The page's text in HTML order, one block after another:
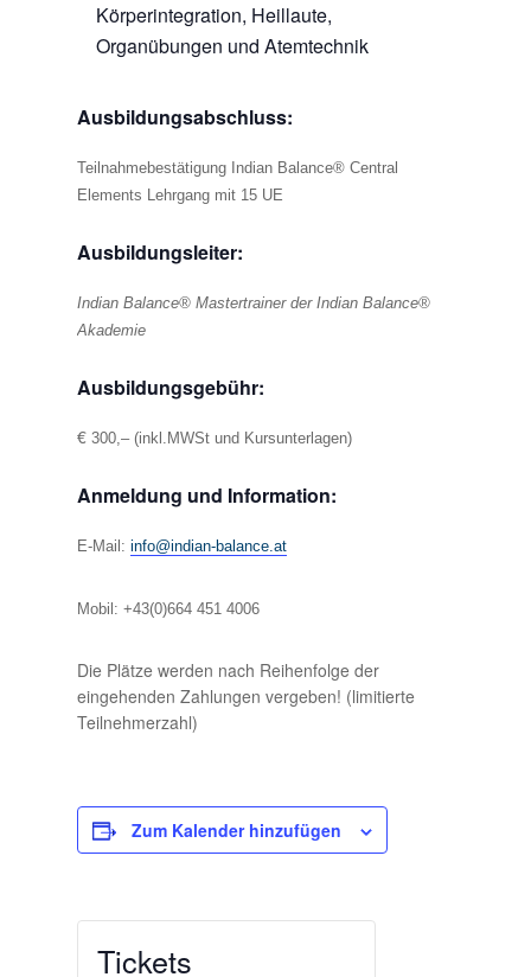
Körperintegration, Heillaute,
Organübungen und Atemtechnik
Ausbildungsabschluss:
Teilnahmebestätigung Indian Balance® Central
Elements Lehrgang mit 15 UE
Ausbildungsleiter:
Indian Balance® Mastertrainer der Indian Balance®
Akademie
Ausbildungsgebühr:
€ 300,– (inkl.MWSt und Kursunterlagen)
Anmeldung und Information:
E-Mail: info@indian-balance.at
Mobil: +43(0)664 451 4006
Die Plätze werden nach Reihenfolge der
eingehenden Zahlungen vergeben! (limitierte
Teilnehmerzahl)
Zum Kalender hinzufügen
Tickets